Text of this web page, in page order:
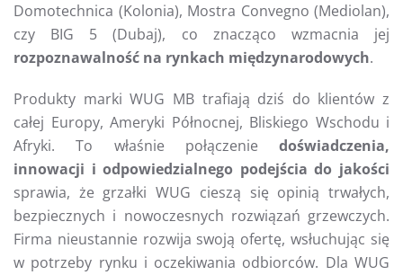
Domotechnica (Kolonia), Mostra Convegno (Mediolan),
czy BIG 5 (Dubaj), co znacząco wzmacnia jej
rozpoznawalność na rynkach międzynarodowych.
Produkty marki WUG MB trafiają dziś do klientów z
całej Europy, Ameryki Północnej, Bliskiego Wschodu i
Afryki. To właśnie połączenie doświadczenia,
innowacji i odpowiedzialnego podejścia do jakości
sprawia, że grzałki WUG cieszą się opinią trwałych,
bezpiecznych i nowoczesnych rozwiązań grzewczych.
Firma nieustannie rozwija swoją ofertę, wsłuchując się
w potrzeby rynku i oczekiwania odbiorców. Dla WUG